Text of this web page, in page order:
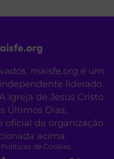
maisfe.org é um
liderado
Igreja de Jesus Cristo
Últimos Dias.
oficial da organização
acima.
Políticas de Cookies